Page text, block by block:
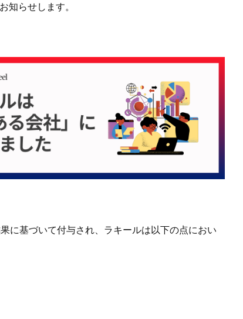
知らせします。
に基づいて付与され、ラキールは以下の点におい